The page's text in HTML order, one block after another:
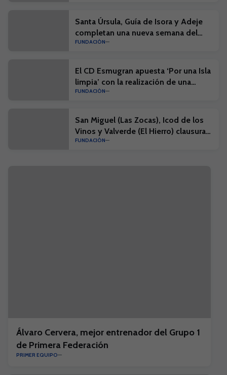
Santa Úrsula, Guía de Isora y Adeje
completan una nueva semana del
Campus Suma
FUNDACIÓN
El CD Esmugran apuesta ‘Por una Isla
limpia’ con la realización de una
actividad en el litoral de El Médano
FUNDACIÓN
San Miguel (Las Zocas), Icod de los
Vinos y Valverde (El Hierro) clausuran
una nueva semana del Campus Suma
FUNDACIÓN
Álvaro Cervera, mejor entrenador del Grupo 1
de Primera Federación
PRIMER EQUIPO